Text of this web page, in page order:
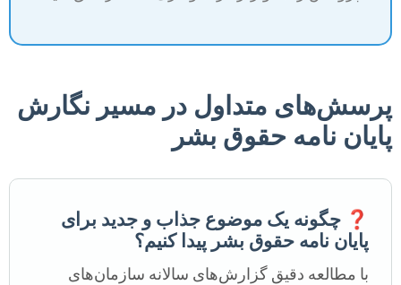
پرسش‌های متداول در مسیر نگارش
پایان نامه حقوق بشر
❓ چگونه یک موضوع جذاب و جدید برای
پایان نامه حقوق بشر پیدا کنیم؟
با مطالعه دقیق گزارش‌های سالانه سازمان‌های